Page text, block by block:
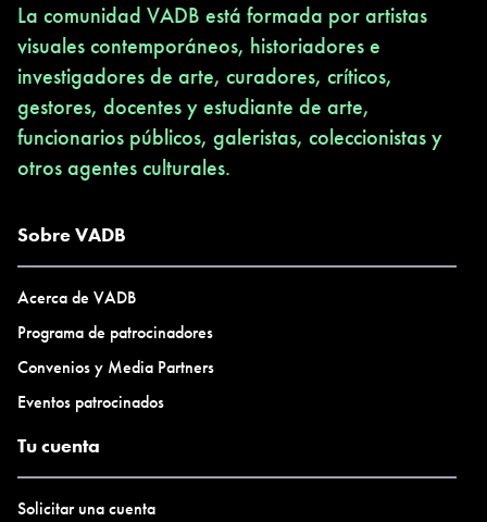
La comunidad VADB está formada por artistas
visuales contemporáneos, historiadores e
investigadores de arte, curadores, críticos,
gestores, docentes y estudiante de arte,
funcionarios públicos, galeristas, coleccionistas y
otros agentes culturales.
Sobre VADB
Acerca de VADB
Programa de patrocinadores
Convenios y Media Partners
Eventos patrocinados
Tu cuenta
Solicitar una cuenta